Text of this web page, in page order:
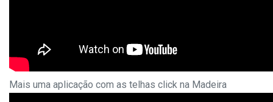
Mais uma aplicação com as telhas click na Madeira